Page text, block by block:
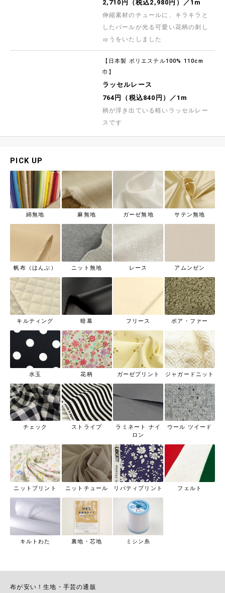
2,710円（税込2,980円）／1m
伸縮素材のチュールに、キラキラと
したパールが光る可愛い花柄の刺し
ゅうをいたしました
【日本製 ポリエステル100% 110cm
巾】
ラッセルレース
764円（税込840円）／1m
柄が浮き出ている軽いラッセルレー
スです
PICK UP
綿無地 麻無地 ガーゼ無地 サテン無地
帆布（はんぷ） ニット無地 レース アムンゼン
キルティング 暗幕 フリース ボア・ファー
水玉 花柄 ガーゼプリント ジャガードニット
チェック ストライプ
ラミネート ナイ
ロン
ウール ツイード
ニットプリント ニットチュール リバティプリント フェルト
キルトわた 裏地・芯地 ミシン糸
布が安い！生地・手芸の通販